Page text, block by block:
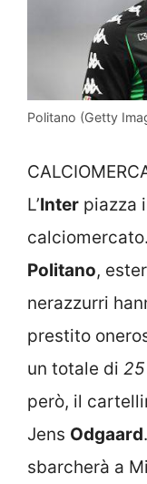
Politano (Getty
L’Inter piazza
Politano,
nerazzurri
prestito
un totale di
però, il
Jens Odgaard
sbarcherà a